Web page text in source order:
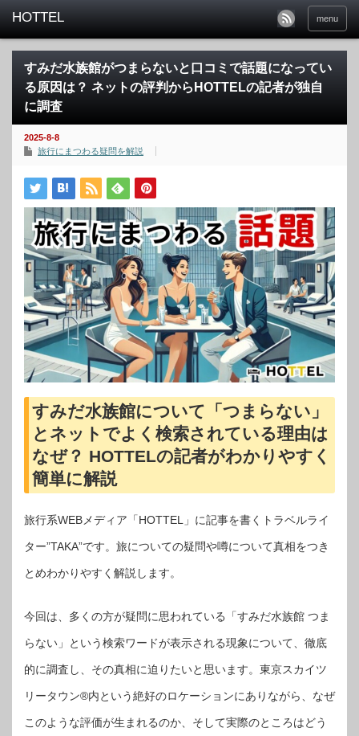
menu
すみだ水族館がつまらないと口コミで話題になってい
る原因は？ ネットの評判からHOTTELの記者が独自
に調査
2025-8-8
旅行にまつわる疑問を解説
すみだ水族館について「つまらない」
とネットでよく検索されている理由は
なぜ？ HOTTELの記者がわかりやすく
簡単に解説
旅行系WEBメディア「HOTTEL」に記事を書くトラベルライ
ター”TAKA”です。旅についての疑問や噂について真相をつき
とめわかりやすく解説します。
今回は、多くの方が疑問に思われている「すみだ水族館 つま
らない」という検索ワードが表示される現象について、徹底
的に調査し、その真相に迫りたいと思います。東京スカイツ
リータウン®内という絶好のロケーションにありながら、なぜ
このような評価が生まれるのか、そして実際のところはどう